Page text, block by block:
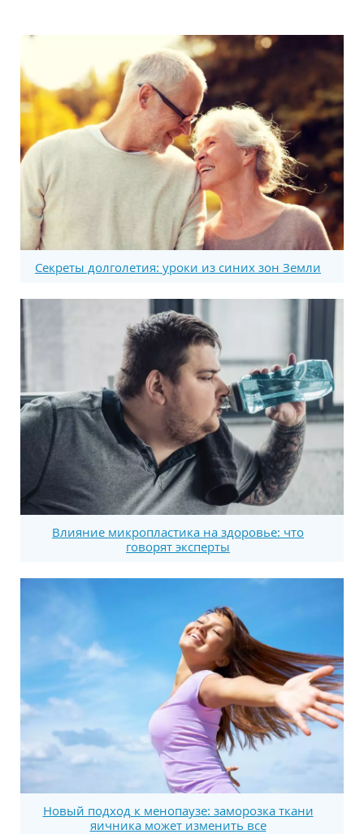
Секреты долголетия: уроки из синих зон Земли
Влияние микропластика на здоровье: что
говорят эксперты
Новый подход к менопаузе: заморозка ткани
яичника может изменить все